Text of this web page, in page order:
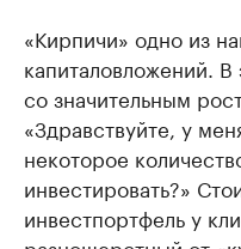
«Кирпичи» одно из
капиталовложений.
со значительным
«Здравствуйте, у
некоторое
инвестировать?»
инвестпортфель у